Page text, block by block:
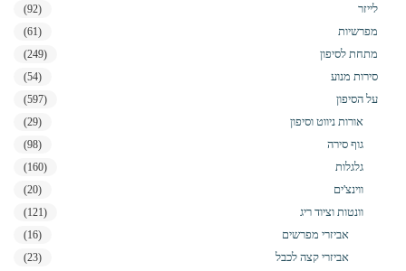
לייזר (92)
מפרשיות (61)
מתחת לסיפון (249)
סירות מנוע (54)
על הסיפון (597)
אורות ניווט וסיפון (29)
גוף סירה (98)
גלגלות (160)
ווינצ'ים (20)
וונטות וציוד ריג (121)
אביזרי מפרשים (16)
אביזרי קצה לכבל (23)